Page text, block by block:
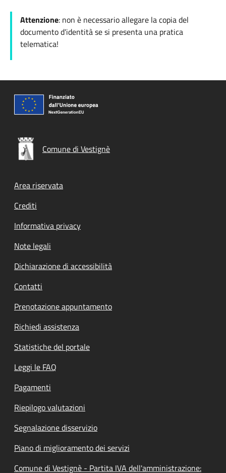
Attenzione: non è necessario allegare la copia del
documento d'identità se si presenta una pratica
telematica!
Comune di Vestignè
Footer menu
Area riservata
Crediti
Informativa privacy
Note legali
Dichiarazione di accessibilità
Contatti
Prenotazione appuntamento
Richiedi assistenza
Statistiche del portale
Leggi le FAQ
Pagamenti
Riepilogo valutazioni
Segnalazione disservizio
Piano di miglioramento dei servizi
Comune di Vestignè - Partita IVA dell'amministrazione: